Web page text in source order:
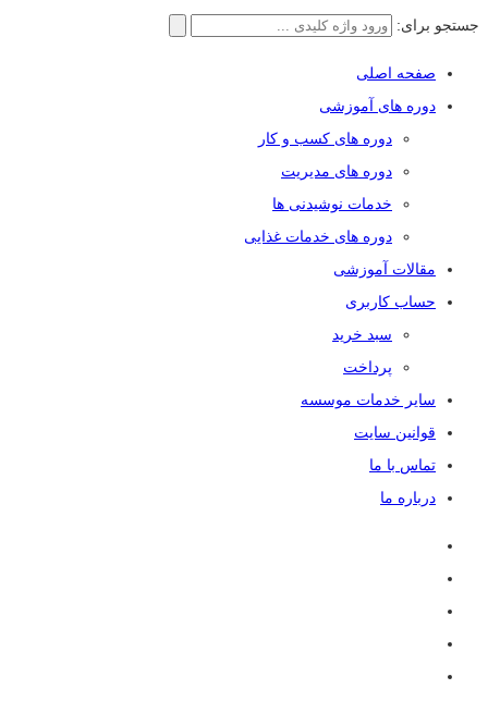
جستجو برای:
صفحه اصلی
دوره های آموزشی
دوره های کسب و کار
دوره های مدیریت
خدمات نوشیدنی ها
دوره های خدمات غذایی
مقالات آموزشی
حساب کاربری
سبد خرید
پرداخت
سایر خدمات موسسه
قوانین سایت
تماس با ما
درباره ما